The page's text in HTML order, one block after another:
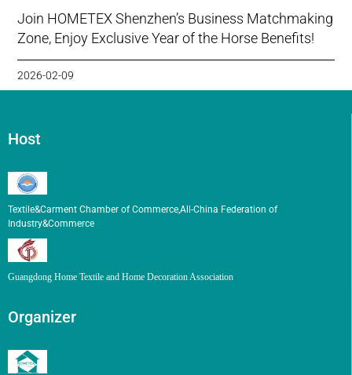
Join HOMETEX Shenzhen’s Business Matchmaking
Zone, Enjoy Exclusive Year of the Horse Benefits!
2026-02-09
Host
Textile&Carment Chamber of Commerce,All-China Federation of
Industry&Commerce
Guangdong Home Textile and Home Decoration Association
Organizer